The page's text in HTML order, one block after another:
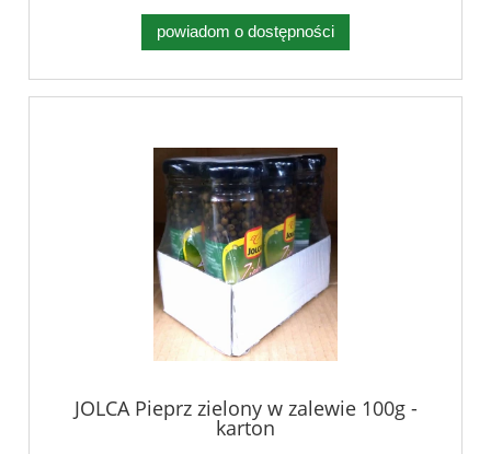
powiadom o dostępności
JOLCA Pieprz zielony w zalewie 100g -
karton